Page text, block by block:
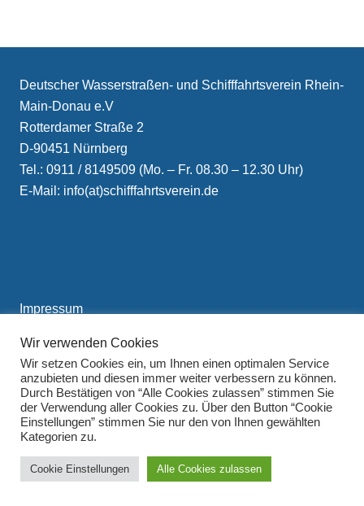
Deutscher Wasserstraßen- und Schifffahrtsverein Rhein-
Main-Donau e.V
Rotterdamer Straße 2
D-90451 Nürnberg
Tel.: 0911 / 8149509 (Mo. – Fr. 08.30 – 12.30 Uhr)
E-Mail: info(at)schifffahrtsverein.de
Impressum
Wir verwenden Cookies
Wir setzen Cookies ein, um Ihnen einen optimalen Service
anzubieten und diesen immer weiter verbessern zu können.
Durch Bestätigen von “Alle Cookies zulassen” stimmen Sie
der Verwendung aller Cookies zu. Über den Button “Cookie
Einstellungen” stimmen Sie nur den von Ihnen gewählten
Kategorien zu.
Cookie Einstellungen Alle Cookies zulassen